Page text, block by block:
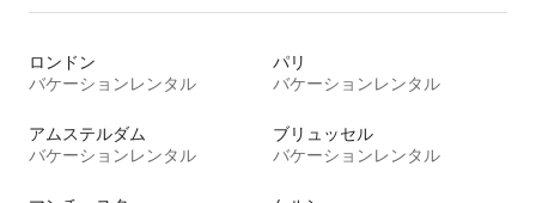
ロンドン
バケーションレンタル
パリ
バケーションレンタル
アムステルダム
バケーションレンタル
ブリュッセル
バケーションレンタル